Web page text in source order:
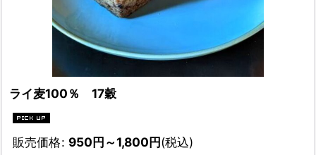
ライ麦100％ 17穀
販売価格: 950円～1,800円(税込)